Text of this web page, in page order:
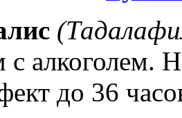
алкоголем.
до 36